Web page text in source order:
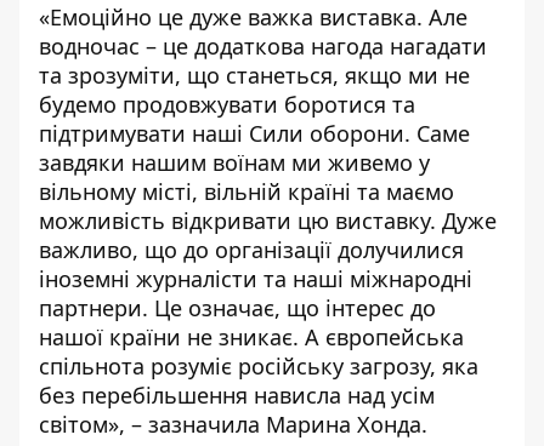
«Емоційно це дуже важка виставка. Але
водночас – це додаткова нагода нагадати
та зрозуміти, що станеться, якщо ми не
будемо продовжувати боротися та
підтримувати наші Сили оборони. Саме
завдяки нашим воїнам ми живемо у
вільному місті, вільній країні та маємо
можливість відкривати цю виставку. Дуже
важливо, що до організації долучилися
іноземні журналісти та наші міжнародні
партнери. Це означає, що інтерес до
нашої країни не зникає. А європейська
спільнота розуміє російську загрозу, яка
без перебільшення нависла над усім
світом», – зазначила Марина Хонда.